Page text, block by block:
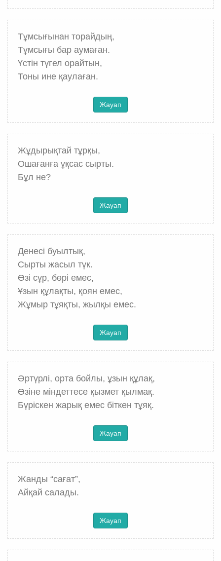
Тұмсығынан торайдың,
Тұмсығы бар аумаған.
Үстін түгел орайтын,
Тоны ине қаулаған.
Жауап
Жұдырықтай тұрқы,
Ошағанға ұқсас сырты.
Бұл не?
Жауап
Денесі буылтық,
Сырты жасыл түк.
Өзі сұр, бөрі емес,
Ұзын құлақты, қоян емес,
Жұмыр тұяқты, жылқы емес.
Жауап
Әртүрлі, орта бойлы, ұзын құлақ,
Өзіне міндеттесе қызмет қылмақ.
Бүріскен жарық емес біткен тұяқ.
Жауап
Жанды “сағат”,
Айқай салады.
Жауап